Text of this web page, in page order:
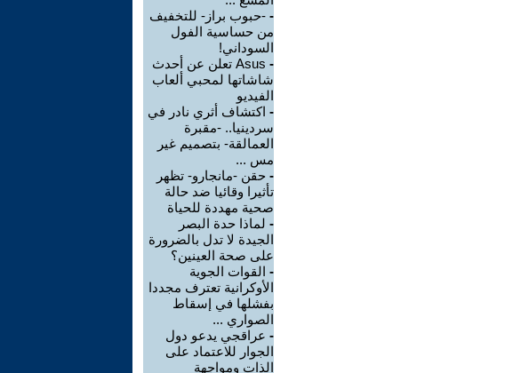
- -حبوب براز- للتخفيف
من حساسية الفول
السوداني!
-
Asus تعلن عن أحدث
شاشاتها لمحبي ألعاب
الفيديو
- اكتشاف أثري نادر في
سردينيا.. -مقبرة
العمالقة- بتصميم غير
مس ...
- حقن -مانجارو- تظهر
تأثيرا وقائيا ضد حالة
صحية مهددة للحياة
- لماذا حدة البصر
الجيدة لا تدل بالضرورة
على صحة العينين؟
- القوات الجوية
الأوكرانية تعترف مجددا
بفشلها في إسقاط
الصواري ...
- عراقجي يدعو دول
الجوار للاعتماد على
الذات ومواجهة